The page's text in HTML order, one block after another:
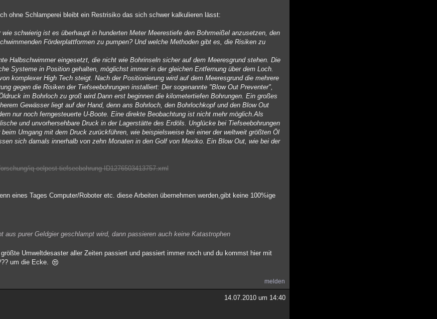
ohne Schlamperei bleibt ein Restrisiko das sich schwer kalkulieren lässt:
schwierig ist es überhaupt in hunderten Meter Meerestiefe den Bohrmeißel anzusetzen, den
Förderplattformen zu pumpen? Und welche Methoden gibt es, die Risiken zu
Halbschwimmer eingesetzt, die nicht wie Bohrinseln sicher auf dem Meeresgrund stehen. Die
Systeme in Position gehalten, möglichst immer in der gleichen Entfernung über dem Loch.
komplexer High Tech steigt. Nach der Positionierung wird auf dem Meeresgrund die mehrere
gegen die Risiken der Tiefseebohrungen installiert: Der sogenannte "Blow Out Preventer",
im Bohrloch zu groß wird.Dann erst beginnen die kilometertiefen Bohrungen. Ein großes
Gewässer liegt auf der Hand, denn ans Bohrloch, den Bohrlochkopf und den Blow Out
nur noch ferngesteuerte U-Boote. Eine direkte Beobachtung ist nicht mehr möglich.Als
und unvorhersehbare Druck in der Lagerstätte des Erdöls. Unglücke bei Tiefseebohrungen
Umgang mit dem Druck zurückführen, wie beispielsweise bei einer der weltweit größten Öl
sich damals innerhalb von zehn Monaten in den Golf von Mexiko. Ein Blow Out, wie bei der
iq-oelpest-tiefseebohrung-ID1276503413757.xml
eines Tages Computer/Roboter etc. diese Arbeiten übernehmen werden,gibt keine 100%ige
aus purer Geldgier geschlampt wird, dann passieren auch keine Katastrophen
größte Umweltdesaster aller Zeiten passiert und passiert immer noch und du kommst hier mit
um die Ecke.
melden
14.07.2010 um 14:40